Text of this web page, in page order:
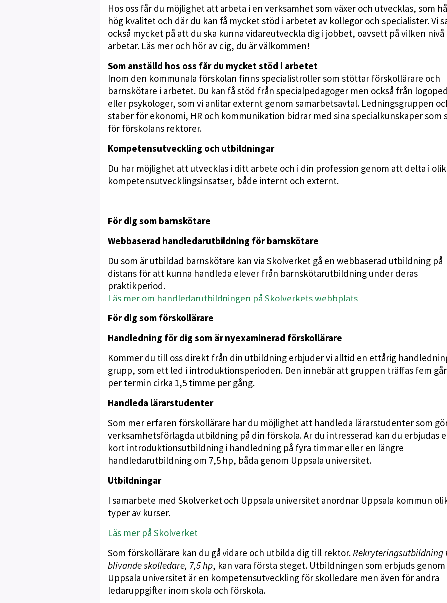
Hos oss får du möjlighet att arbeta i en verksamhet som växer och utvecklas, som
hög kvalitet och där du kan få mycket stöd i arbetet av kollegor och specialister. Vi
också mycket på att du ska kunna vidareutveckla dig i jobbet, oavsett på vilken nivå
arbetar. Läs mer och hör av dig, du är välkommen!
Som anställd hos oss får du mycket stöd i arbetet
Inom den kommunala förskolan finns specialistroller som stöttar förskollärare och
barnskötare i arbetet. Du kan få stöd från specialpedagoger men också från
eller psykologer, som vi anlitar externt genom samarbetsavtal. Ledningsgruppen
staber för ekonomi, HR och kommunikation bidrar med sina specialkunskaper som
för förskolans rektorer.
Kompetensutveckling och utbildningar
Du har möjlighet att utvecklas i ditt arbete och i din profession genom att delta i
kompetensutvecklingsinsatser, både internt och externt.
För dig som barnskötare
Webbaserad handledarutbildning för barnskötare
Du som är utbildad barnskötare kan via Skolverket gå en webbaserad utbildning på
distans för att kunna handleda elever från barnskötarutbildning under deras
praktikperiod.
Läs mer om handledarutbildningen på Skolverkets webbplats
För dig som förskollärare
Handledning för dig som är nyexaminerad förskollärare
Kommer du till oss direkt från din utbildning erbjuder vi alltid en ettårig
grupp, som ett led i introduktionsperioden. Den innebär att gruppen träffas fem
per termin cirka 1,5 timme per gång.
Handleda lärarstudenter
Som mer erfaren förskollärare har du möjlighet att handleda lärarstudenter som
verksamhetsförlagda utbildning på din förskola. Är du intresserad kan du erbjudas
kort introduktionsutbildning i handledning på fyra timmar eller en längre
handledarutbildning om 7,5 hp, båda genom Uppsala universitet.
Utbildningar
I samarbete med Skolverket och Uppsala universitet anordnar Uppsala kommun
typer av kurser.
Läs mer på Skolverket
Som förskollärare kan du gå vidare och utbilda dig till rektor. Rekryteringsutbildning
blivande skolledare, 7,5 hp, kan vara första steget. Utbildningen som erbjuds genom
Uppsala universitet är en kompetensutveckling för skolledare men även för andra
ledaruppgifter inom skola och förskola.